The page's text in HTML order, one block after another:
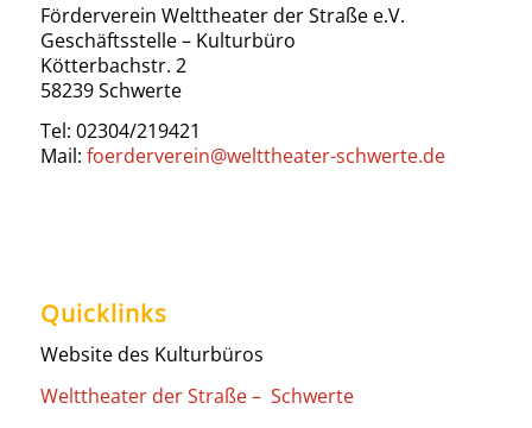
Förderverein Welttheater der Straße e.V.
Geschäftsstelle – Kulturbüro
Kötterbachstr. 2
58239 Schwerte
Tel: 02304/219421
Mail: foerderverein@welttheater-schwerte.de
Quicklinks
Website des Kulturbüros
Welttheater der Straße – Schwerte